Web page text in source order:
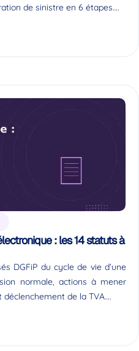
de sinistre en 6 étapes….
: les 14 statuts à
DGFiP du cycle de vie d’une
normale, actions à mener
de la TVA….